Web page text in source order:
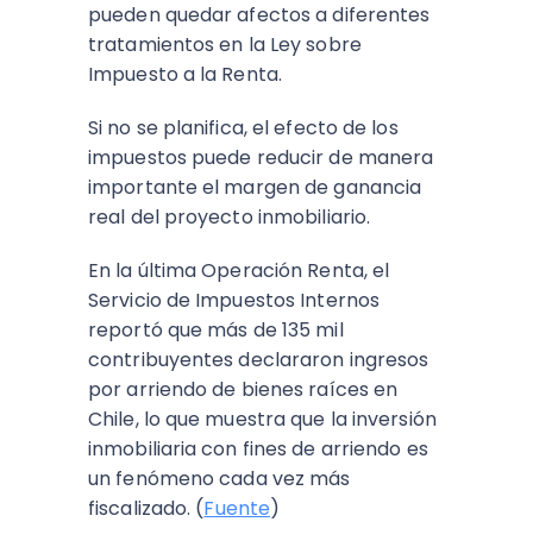
pueden quedar afectos a diferentes
tratamientos en la Ley sobre
Impuesto a la Renta.
Si no se planifica, el efecto de los
impuestos puede reducir de manera
importante el margen de ganancia
real del proyecto inmobiliario.
En la última Operación Renta, el
Servicio de Impuestos Internos
reportó que más de 135 mil
contribuyentes declararon ingresos
por arriendo de bienes raíces en
Chile, lo que muestra que la inversión
inmobiliaria con fines de arriendo es
un fenómeno cada vez más
fiscalizado. (Fuente)